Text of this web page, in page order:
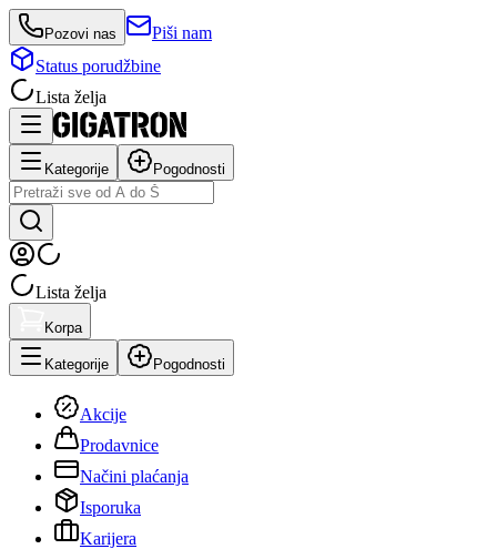
Pozovi nas
Piši nam
Status porudžbine
Lista želja
Kategorije Pogodnosti
Lista želja
Korpa
Kategorije Pogodnosti
Akcije
Prodavnice
Načini plaćanja
Isporuka
Karijera